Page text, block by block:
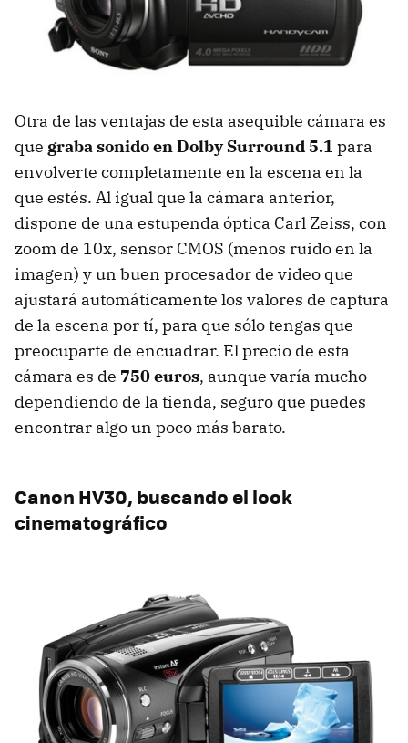
Otra de las ventajas de esta asequible cámara es
que graba sonido en Dolby Surround 5.1 para
envolverte completamente en la escena en la
que estés. Al igual que la cámara anterior,
dispone de una estupenda óptica Carl Zeiss, con
zoom de 10x, sensor CMOS (menos ruido en la
imagen) y un buen procesador de video que
ajustará automáticamente los valores de captura
de la escena por tí, para que sólo tengas que
preocuparte de encuadrar. El precio de esta
cámara es de 750 euros, aunque varía mucho
dependiendo de la tienda, seguro que puedes
encontrar algo un poco más barato.
Canon HV30, buscando el look
cinematográfico